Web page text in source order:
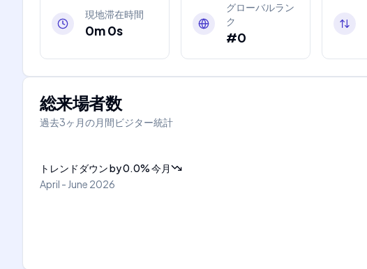
現地滞在時間
0m 0s
グローバルラン
ク
#0
総来場者数
過去3ヶ月の月間ビジター統計
トレンドダウンby0.0%今月
April - June 2026